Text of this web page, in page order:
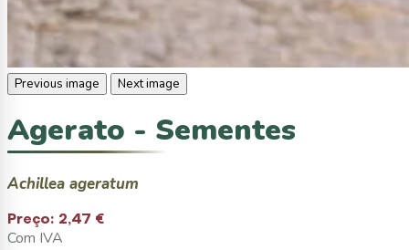
Previous image Next image
Agerato - Sementes
Achillea ageratum
Preço: 2,47 €
Com IVA